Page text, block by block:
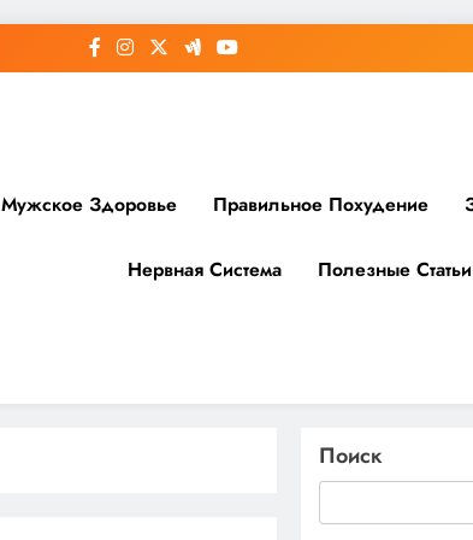
Мужское Здоровье Правильное Похудение
Нервная Система Полезные Статьи
Поиск